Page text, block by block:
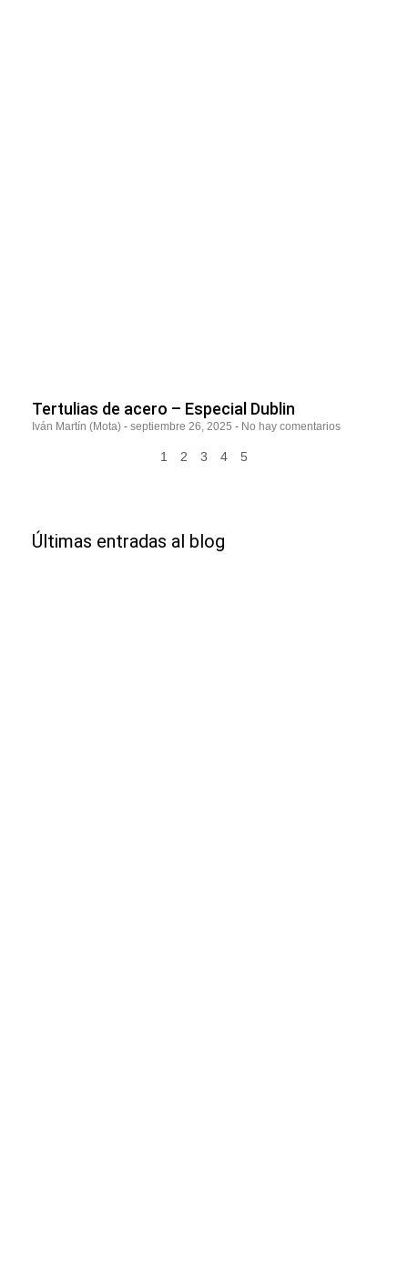
Tertulias de acero – Especial Dublin
Iván Martín (Mota) septiembre 26, 2025 No hay comentarios
1 2 3 4 5
Últimas entradas al blog